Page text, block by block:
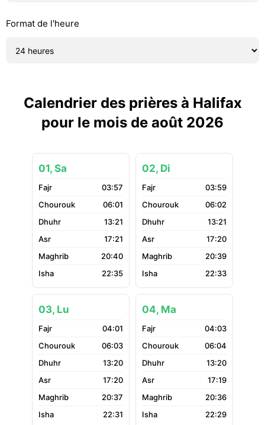
Format de l'heure
Calendrier des prières à Halifax
pour le mois de août 2026
01, Sa
03:57
06:01
13:21
17:21
20:40
22:35
02, Di
03:59
06:02
13:21
17:20
20:39
22:33
03, Lu
04:01
06:03
13:20
17:20
20:37
22:31
04, Ma
04:03
06:04
13:20
17:19
20:36
22:29